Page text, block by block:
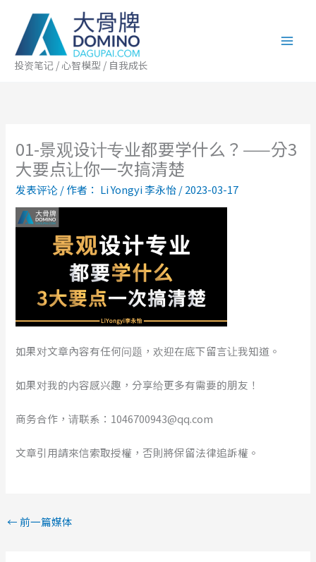
投资笔记 / 心智模型 / 自我成长
01-景观设计专业都要学什么？——分3
大要点让你一次搞清楚
发表评论/ 作者： Li Yongyi 李永怡/2023-03-17
如果对文章內容有任何问题，欢迎在底下留言让我知道。
如果对我的内容感兴趣，分享给更多有需要的朋友！
商务合作，请联系：1046700943@qq.com
文章引用請來信索取授權，否則將保留法律追訴權。
← 前一篇媒体